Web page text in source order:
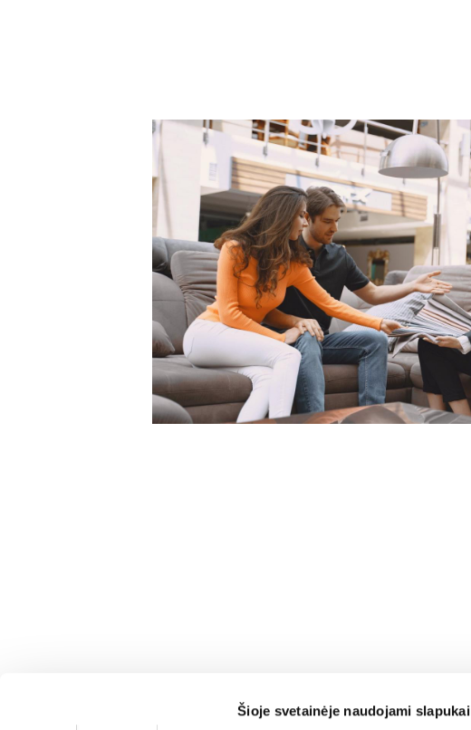
Šioje svetainėje naudojami slapukai
DEINAVOS BALDAI NAVIGATION